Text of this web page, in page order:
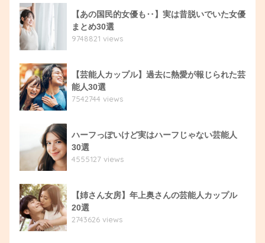
【あの国民的女優も‥】実は昔脱いでいた女優
まとめ30選
9748821 views
【芸能人カップル】過去に熱愛が報じられた芸
能人30選
7542744 views
ハーフっぽいけど実はハーフじゃない芸能人
30選
4555127 views
【姉さん女房】年上奥さんの芸能人カップル
20選
2743626 views